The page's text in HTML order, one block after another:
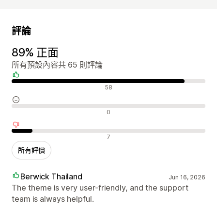
評論
89% 正面
所有預設內容共 65 則評論
正面評論 58
中立評論 0
負面評論 7
所有評價
Berwick Thailand Jun 16, 2026
The theme is very user-friendly, and the support
team is always helpful.